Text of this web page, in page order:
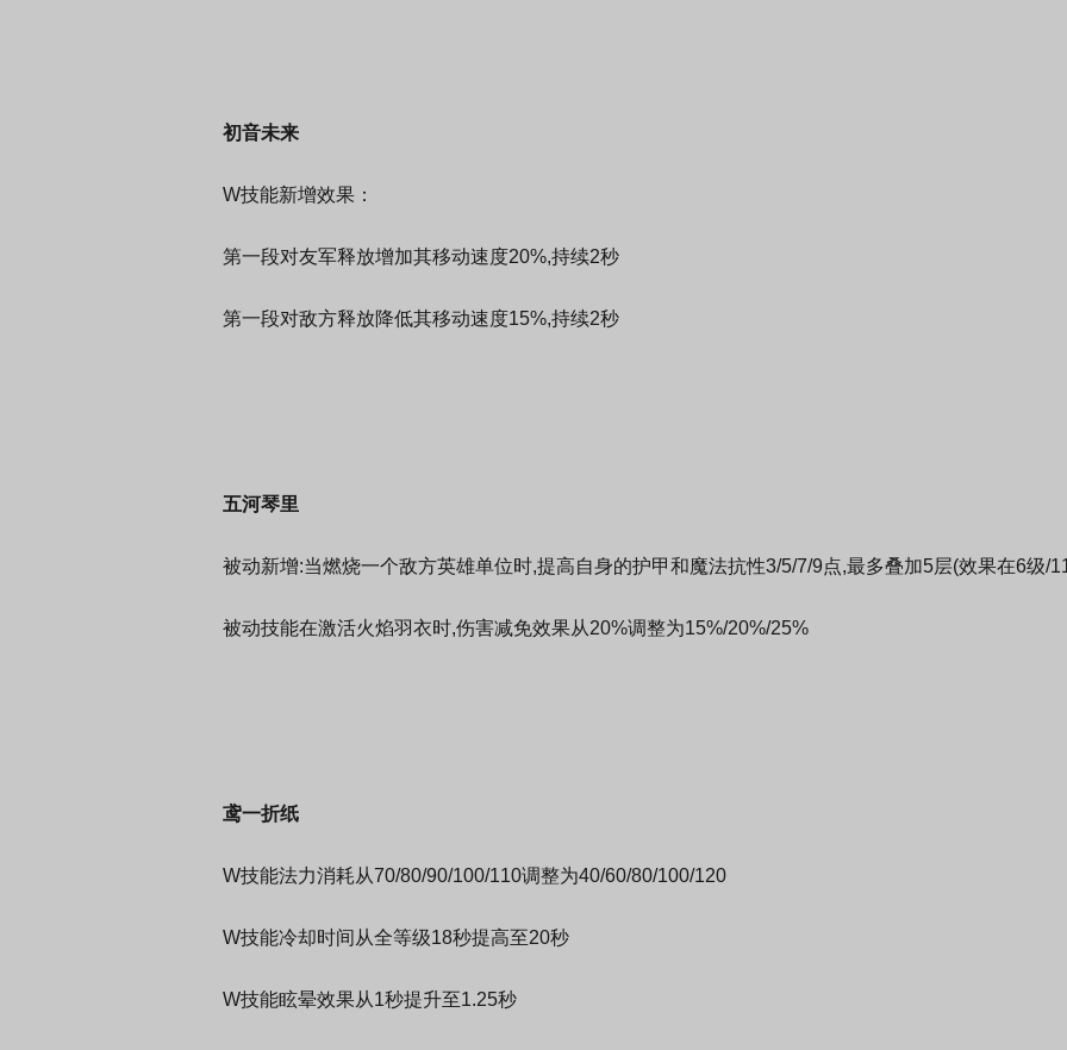
初音未来
W技能新增效果：
第一段对友军释放增加其移动速度20%,持续2秒
第一段对敌方释放降低其移动速度15%,持续2秒
五河琴里
被动新增:当燃烧一个敌方英雄单位时,提高自身的护甲和魔法抗性3/5/7/9点,最多叠加5层(效果在6级/
被动技能在激活火焰羽衣时,伤害减免效果从20%调整为15%/20%/25%
鸢一折纸
W技能法力消耗从70/80/90/100/110调整为40/60/80/100/120
W技能冷却时间从全等级18秒提高至20秒
W技能眩晕效果从1秒提升至1.25秒